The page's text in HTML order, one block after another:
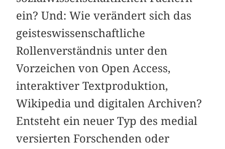
ein? Und: Wie verändert sich das
geisteswissenschaftliche
Rollenverständnis unter den
Vorzeichen von Open Access,
interaktiver Textproduktion,
Wikipedia und digitalen Archiven?
Entsteht ein neuer Typ des medial
versierten Forschenden oder